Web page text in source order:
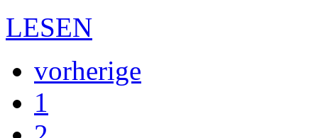
LESEN
vorherige
1